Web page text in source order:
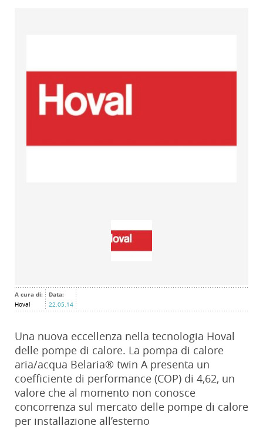
A cura di:
Hoval
Data:
22.05.14
Una nuova eccellenza nella tecnologia Hoval
delle pompe di calore. La pompa di calore
aria/acqua Belaria® twin A presenta un
coefficiente di performance (COP) di 4,62, un
valore che al momento non conosce
concorrenza sul mercato delle pompe di calore
per installazione all’esterno